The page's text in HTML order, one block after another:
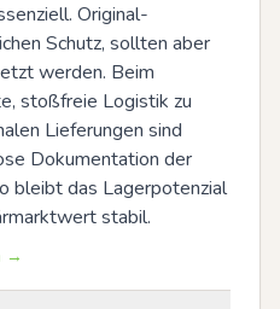
Original-
Schutz, sollten aber
werden. Beim
stoßfreie Logistik zu
Lieferungen sind
Dokumentation der
bleibt das Lagerpotenzial
stabil.
→